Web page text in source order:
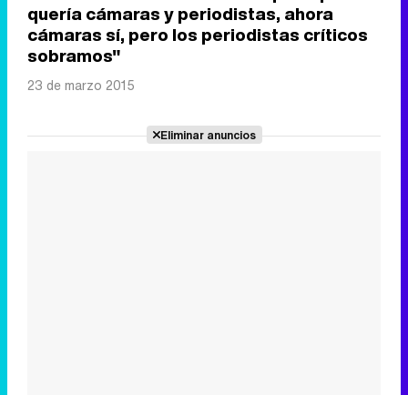
quería cámaras y periodistas, ahora
cámaras sí, pero los periodistas críticos
sobramos"
23 de marzo 2015
Eliminar anuncios